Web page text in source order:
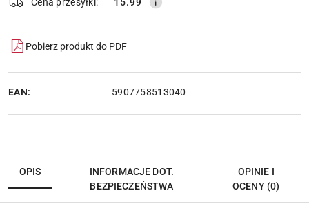
dostawa
Pobierz produkt do PDF
EAN: 5907758513040
OPIS
INFORMACJE DOT.
BEZPIECZEŃSTWA
OPINIE I
OCENY (0)